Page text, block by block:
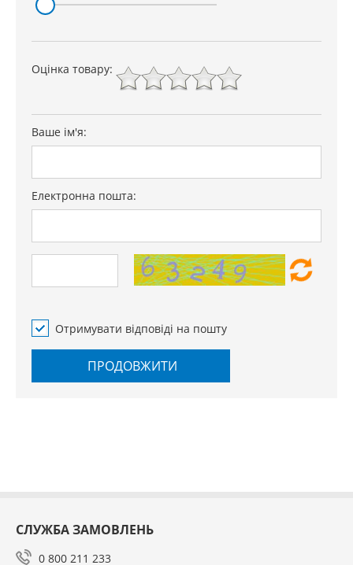
Оцінка товару:
Ваше ім'я:
Електронна пошта:
Отримувати відповіді на пошту
ПРОДОВЖИТИ
СЛУЖБА ЗАМОВЛЕНЬ
0 800 211 233